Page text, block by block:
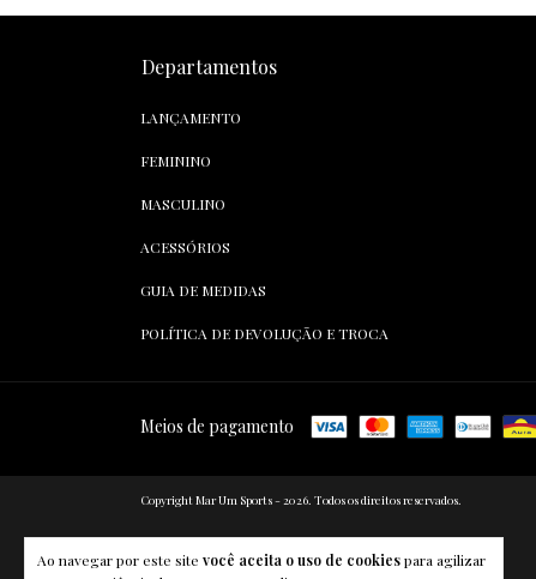
Ao navegar por este site você aceita o uso de cookiespara agilizar
Departamentos
LANÇAMENTO
FEMININO
MASCULINO
ACESSÓRIOS
GUIA DE MEDIDAS
POLÍTICA DE DEVOLUÇÃO E TROCA
Meios de pagamento
Copyright Mar Um Sports - 2026. Todos os direitos reservados.